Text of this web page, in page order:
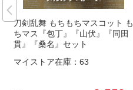
刀剣乱舞 もちもちマスコット も
ちマス『包丁』『山伏』『同田
貫』『桑名』セット
マイストア在庫： 63